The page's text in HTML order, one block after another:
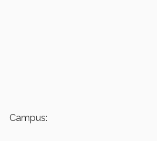
Campus: